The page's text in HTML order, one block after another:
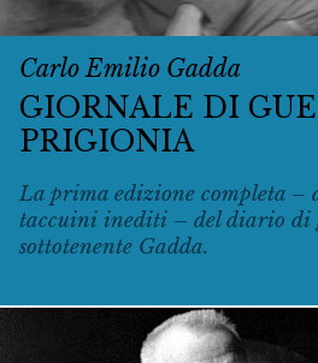
Carlo Emilio Gadda
GIORNALE DI
PRIGIONIA
La prima edizione completa –
taccuini inediti – del diario di
sottotenente Gadda.